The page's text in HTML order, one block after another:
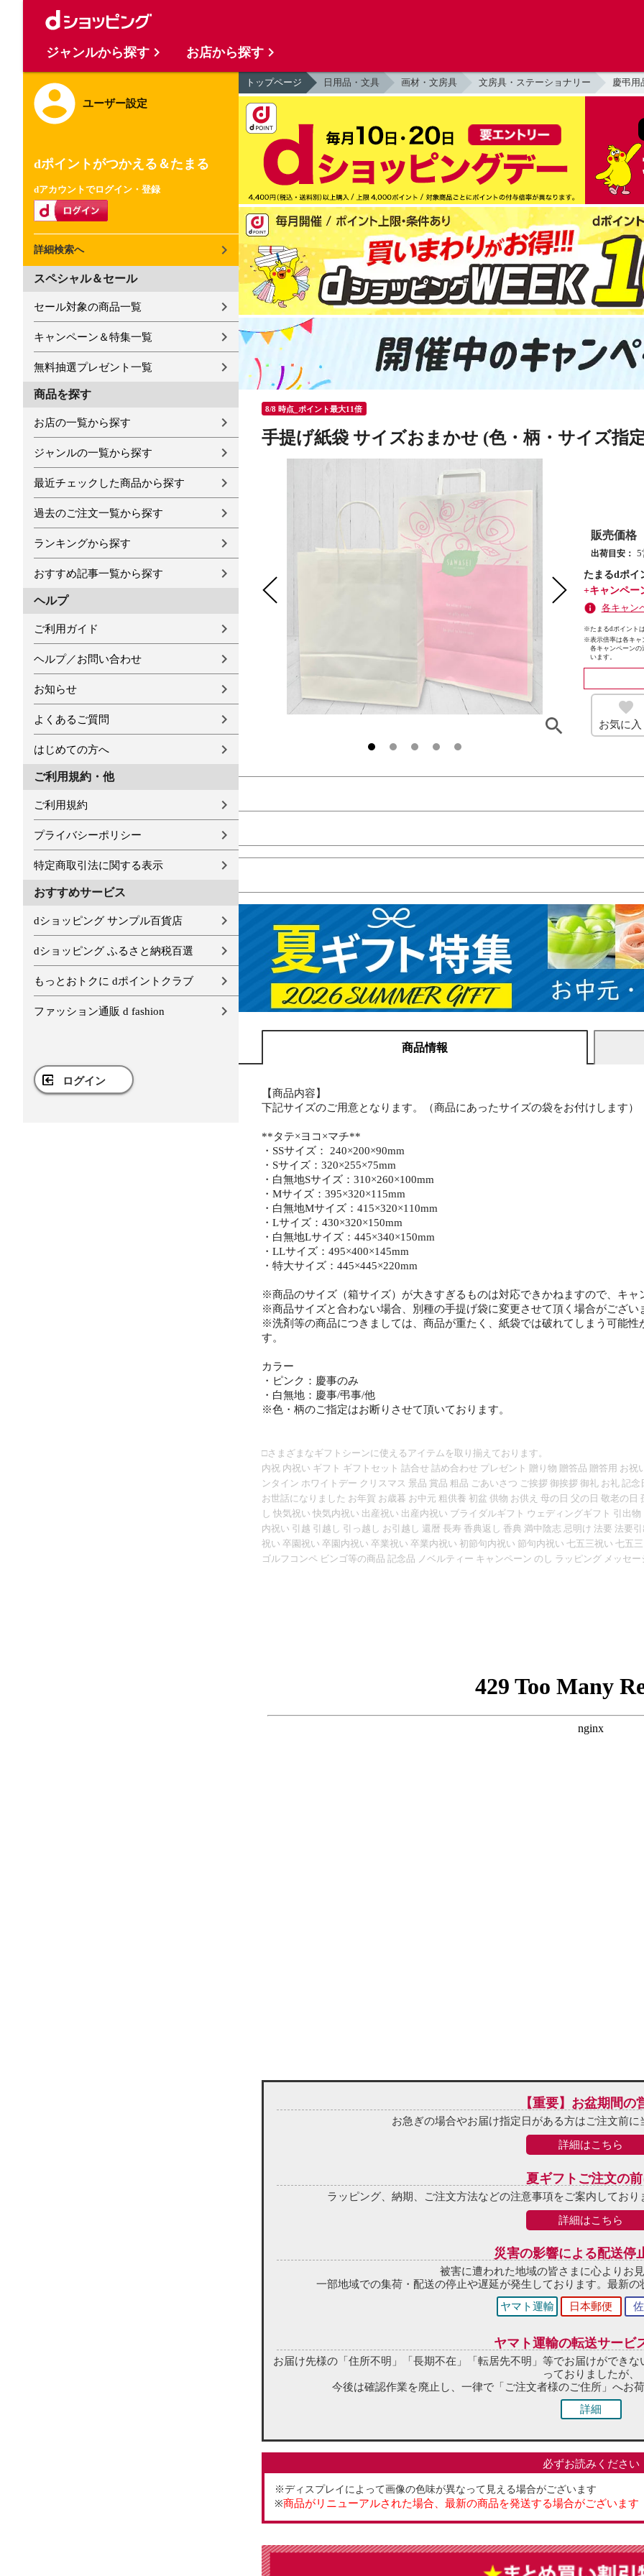
ユーザー設定
dポイントがつかえる＆たまる
dアカウントでログイン・登録
詳細検索へ
スペシャル＆セール
セール対象の商品一覧
キャンペーン＆特集一覧
無料抽選プレゼント一覧
商品を探す
お店の一覧から探す
ジャンルの一覧から探す
最近チェックした商品から探す
過去のご注文一覧から探す
ランキングから探す
おすすめ記事一覧から探す
ヘルプ
ご利用ガイド
ヘルプ／お問い合わせ
お知らせ
よくあるご質問
はじめての方へ
ご利用規約・他
ご利用規約
プライバシーポリシー
特定商取引法に関する表示
おすすめサービス
dショッピング サンプル百貨店
dショッピング ふるさと納税百選
もっとおトクに dポイントクラブ
ファッション通販 d fashion
ログイン
トップページ 日用品・文具 画材・文房具 文房具・ステーショナリー 慶弔用
8/8 時点_ポイント最大11倍
手提げ紙袋 サイズおまかせ (色・柄・サイズ指
販売価格
出荷目安： 5
たまるdポイ
+キャンペー
各キャン
※たまるdポイント
※表示倍率は各キャ
各キャンペーンの
います。
お気に入
商品情報
【商品内容】
下記サイズのご用意となります。（商品にあったサイズの袋をお付けします）
**タテ×ヨコ×マチ**
・SSサイズ： 240×200×90mm
・Sサイズ：320×255×75mm
・白無地Sサイズ：310×260×100mm
・Mサイズ：395×320×115mm
・白無地Mサイズ：415×320×110mm
・Lサイズ：430×320×150mm
・白無地Lサイズ：445×340×150mm
・LLサイズ：495×400×145mm
・特大サイズ：445×445×220mm
※商品のサイズ（箱サイズ）が大きすぎるものは対応できかねますので、キ
※商品サイズと合わない場合、別種の手提げ袋に変更させて頂く場合がござい
※洗剤等の商品につきましては、商品が重たく、紙袋では破れてしまう可能
す。
カラー
・ピンク：慶事のみ
・白無地：慶事/弔事/他
※色・柄のご指定はお断りさせて頂いております。
□さまざまなギフトシーンに使えるアイテムを取り揃えております。
内祝 内祝い ギフト ギフトセット 詰合せ 詰め合わせ プレゼント 贈り物 贈答品 贈答用 お
ンタイン ホワイトデー クリスマス 景品 賞品 粗品 ごあいさつ ご挨拶 御挨拶 御礼 お礼 記
お世話になりました お年賀 お歳暮 お中元 粗供養 初盆 供物 お供え 母の日 父の日 敬老の
し 快気祝い 快気内祝い 出産祝い 出産内祝い ブライダルギフト ウェディングギフト 引出
内祝い 引越 引越し 引っ越し お引越し 還暦 長寿 香典返し 香典 満中陰志 忌明け 法要 法要
祝い 卒園祝い 卒園内祝い 卒業祝い 卒業内祝い 初節句内祝い 節句内祝い 七五三祝い 七五
ゴルフコンペ ビンゴ等の商品 記念品 ノベルティー キャンペーン のし ラッピング メッセー
ジャンルから探す お店から探す